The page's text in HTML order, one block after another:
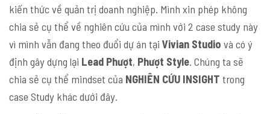
kiến thức về quản trị doanh nghiệp. Mình xin phép không
chia sẻ cụ thể về nghiên cứu của mình với 2 case study này
vì mình vẫn đang theo đuổi dự án tại Vivian Studio và có ý
định gây dựng lại Lead Phượt, Phượt Style. Chúng ta sẽ
chia sẻ cụ thể mindset của NGHIÊN CỨU INSIGHT trong
case Study khác dưới đây.